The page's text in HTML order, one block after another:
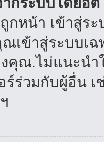
หน้า เข้าสู่ร
เข้าสู่ระบบเ
ณ.ไม่แนะนำ
ร่วมกับผู้อื่น เ